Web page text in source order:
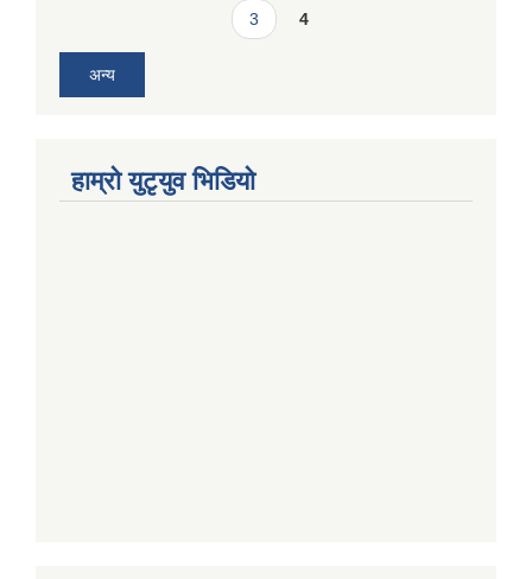
3 4
अन्य
हाम्राे युटृयुव भिडियाे